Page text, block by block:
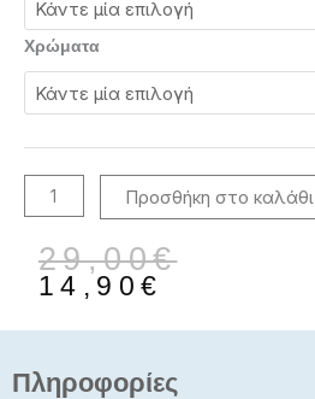
Χρώματα
lourex
ποσότητα
Προσθήκη στο καλάθι
29,00€
Original
price
was:
29,00€.
14,90 €
Η
τρέχουσα
τιμή
είναι:
14,90€.
Πληροφορίες